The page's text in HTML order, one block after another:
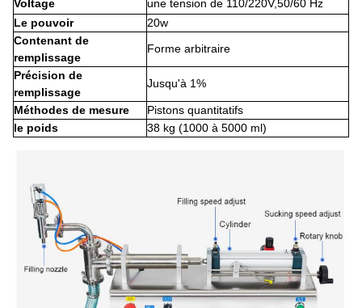
Voltage
une tension de 110/220V,50/60 Hz
Le pouvoir
20w
Contenant de
remplissage
Forme arbitraire
Précision de
remplissage
Jusqu'à 1%
Méthodes de mesure
Pistons quantitatifs
le poids
38 kg (1000 à 5000 ml)